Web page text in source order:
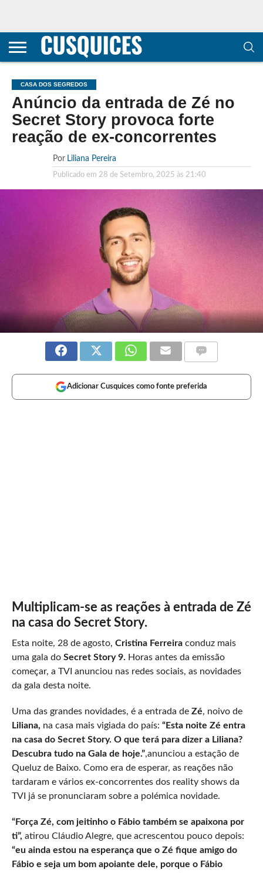
CONTACTOS
HOME
POLÍTICA DE
E COOKIES
SOBRE
TERMOS E
TRANSPARÊNCIA
METODOLOGIA
CASA DOS SEGREDOS
Anúncio da entrada de Zé no
Secret Story provoca forte
reação de ex-concorrentes
Por Liliana Pereira
Publicado em 28 de Setembro, 2025 às 21:40
Adicionar Cusquices como fonte preferida
Multiplicam-se as reações à entrada de Zé
na casa do Secret Story.
Esta noite, 28 de agosto, Cristina Ferreiraconduz mais
uma gala do Secret Story 9. Horas antes da emissão
começar, a TVI anunciou nas redes sociais, as novidades
da gala desta noite.
Uma das grandes novidades, é a entrada de Zé, noivo de
Liliana, na casa mais vigiada do país: “Esta noite Zé entra
na casa do Secret Story. O que terá para dizer a Liliana?
Descubra tudo na Gala de hoje.”,anunciou a estação de
Queluz de Baixo. Como era de esperar, as reações não
tardaram e vários ex-concorrentes dos reality shows da
TVI já se pronunciaram sobre a polémica novidade.
“Força Zé, com jeitinho o Fábio também se apaixona por
ti”, atirou Cláudio Alegre, que acrescentou pouco depois:
“eu ainda estou na esperança que o Zé fique amigo do
Fábio e seja um bom apoiante dele, porque o Fábio